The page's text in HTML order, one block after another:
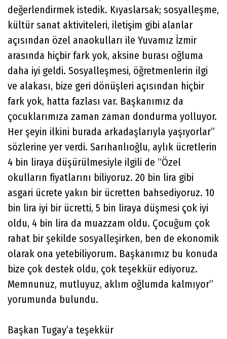
değerlendirmek istedik. Kıyaslarsak; sosyalleşme,
kültür sanat aktiviteleri, iletişim gibi alanlar
açısından özel anaokulları ile Yuvamız İzmir
arasında hiçbir fark yok, aksine burası oğluma
daha iyi geldi. Sosyalleşmesi, öğretmenlerin ilgi
ve alakası, bize geri dönüşleri açısından hiçbir
fark yok, hatta fazlası var. Başkanımız da
çocuklarımıza zaman zaman dondurma yolluyor.
Her şeyin ilkini burada arkadaşlarıyla yaşıyorlar”
sözlerine yer verdi. Sarıhanlıoğlu, aylık ücretlerin
4 bin liraya düşürülmesiyle ilgili de “Özel
okulların fiyatlarını biliyoruz. 20 bin lira gibi
asgari ücrete yakın bir ücretten bahsediyoruz. 10
bin lira iyi bir ücretti, 5 bin liraya düşmesi çok iyi
oldu, 4 bin lira da muazzam oldu. Çocuğum çok
rahat bir şekilde sosyalleşirken, ben de ekonomik
olarak ona yetebiliyorum. Başkanımız bu konuda
bize çok destek oldu, çok teşekkür ediyoruz.
Memnunuz, mutluyuz, aklım oğlumda kalmıyor”
yorumunda bulundu.
Başkan Tugay’a teşekkür